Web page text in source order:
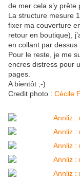
de mer cela s’y prête
La structure mesure
fixer ma couverture
retour en boutique),
en collant par
Pour le reste, je me
encres distress pour
pages.
A bientôt ;-)
Credit photo : Cécile